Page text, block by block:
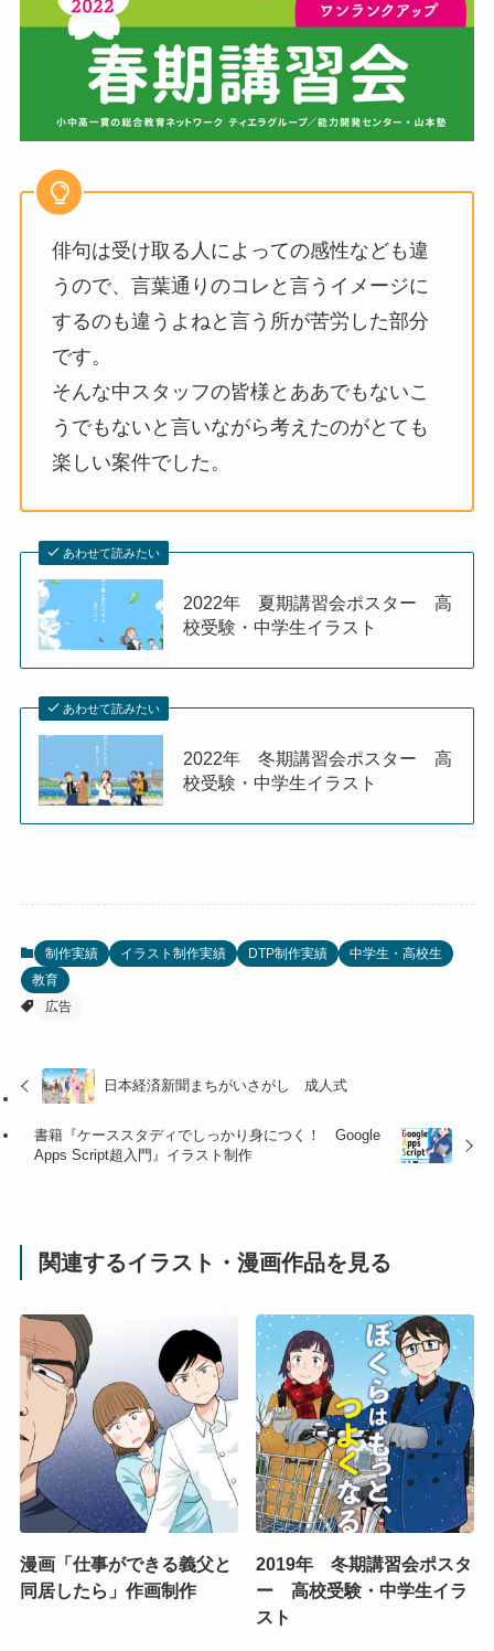
俳句は受け取る人によっての感性なども違
うので、言葉通りのコレと言うイメージに
するのも違うよねと言う所が苦労した部分
です。
そんな中スタッフの皆様とああでもないこ
うでもないと言いながら考えたのがとても
楽しい案件でした。
あわせて読みたい
2022年 夏期講習会ポスター 高
校受験・中学生イラスト
あわせて読みたい
2022年 冬期講習会ポスター 高
校受験・中学生イラスト
制作実績 イラスト制作実績 DTP制作実績
中学生・高校生
教育
広告
日本経済新聞まちがいさがし 成人式
書籍『ケーススタディでしっかり身につく！ Google
Apps Script超入門』イラスト制作
関連するイラスト・漫画作品を見る
漫画「仕事ができる義父と
同居したら」作画制作
2019年 冬期講習会ポスタ
ー 高校受験・中学生イラ
スト